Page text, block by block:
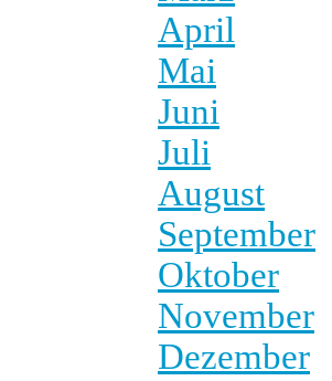
April
Mai
Juni
Juli
August
September
Oktober
November
Dezember